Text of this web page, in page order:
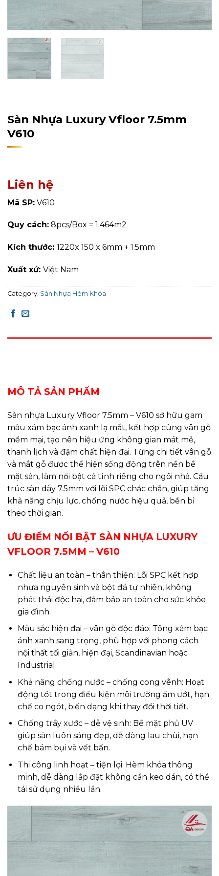
Sàn Nhựa Luxury Vfloor 7.5mm
V610
Liên hệ
Mã SP: V610
Quy cách: 8pcs/Box = 1.464m2
Kích thước: 1220x 150 x 6mm + 1.5mm
Xuất xứ: Việt Nam
Category: Sàn Nhựa Hèm Khóa
MÔ TẢ SẢN PHẨM
Sàn nhựa Luxury Vfloor 7.5mm – V610 sở hữu gam
màu xám bạc ánh xanh lạ mắt, kết hợp cùng vân gỗ
mềm mại, tạo nên hiệu ứng không gian mát mẻ,
thanh lịch và đậm chất hiện đại. Từng chi tiết vân gỗ
và mắt gỗ được thể hiện sống động trên nền bề
mặt sàn, làm nổi bật cá tính riêng cho ngôi nhà. Cấu
trúc sàn dày 7.5mm với lõi SPC chắc chắn, giúp tăng
khả năng chịu lực, chống nước hiệu quả, bền bỉ
theo thời gian.
ƯU ĐIỂM NỔI BẬT SÀN NHỰA LUXURY
VFLOOR 7.5MM – V610
Chất liệu an toàn – thân thiện: Lõi SPC kết hợp
nhựa nguyên sinh và bột đá tự nhiên, không
phát thải độc hại, đảm bảo an toàn cho sức khỏe
gia đình.
Màu sắc hiện đại – vân gỗ độc đáo: Tông xám bạc
ánh xanh sang trọng, phù hợp với phong cách
nội thất tối giản, hiện đại, Scandinavian hoặc
Industrial.
Khả năng chống nước – chống cong vênh: Hoạt
động tốt trong điều kiện môi trường ẩm ướt, hạn
chế co ngót, biến dạng khi thay đổi thời tiết.
Chống trầy xước – dễ vệ sinh: Bề mặt phủ UV
giúp sàn luôn sáng đẹp, dễ dàng lau chùi, hạn
chế bám bụi và vết bẩn.
Thi công linh hoạt – tiện lợi: Hèm khóa thông
minh, dễ dàng lắp đặt không cần keo dán, có thể
tái sử dụng nhiều lần.